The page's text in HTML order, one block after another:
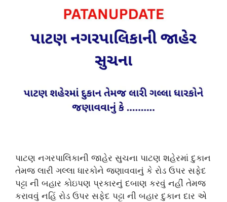
પાટણ નગરપાલિકાની જાહેર સુચના પાટણ શહેરમાં દુકાન
તેમજ લારી ગલ્લા ધારકોને જણાવવાનું કે રોડ ઉપર સફેદ
પટ્ટા ની બહાર કોઇપણ પ્રકારનું દબાણ કરવું નહીં તેમજ
કરાવવું નહિં રોડ ઉપર સફેદ પટ્ટા ની બહાર દુકાન દાર એ